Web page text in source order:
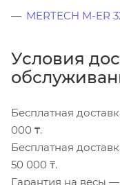
MERTECH M-ER
Условия
Бесплатная
000 ₸.
Бесплатная
50 000 ₸.
Гарантия на весы —